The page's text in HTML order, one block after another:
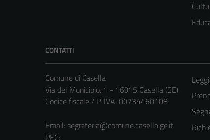
CONTATTI
Comune di Casella
Via del Municipio, 1 - 16015 Casella (GE)
Codice fiscale / P. IVA: 00734460108
Email: segreteria@comune.casella.ge.it
PEC: